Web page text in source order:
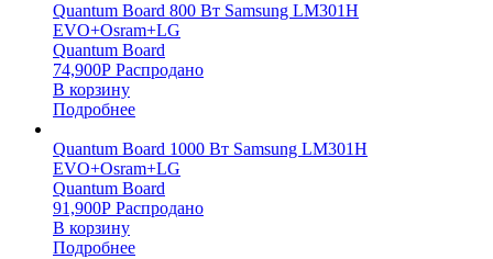
Quantum Board 800 Вт Samsung LM301H
EVO+Osram+LG
Quantum Board
74,900Р Распродано
В корзину
Подробнее
Quantum Board 1000 Вт Samsung LM301H
EVO+Osram+LG
Quantum Board
91,900Р Распродано
В корзину
Подробнее